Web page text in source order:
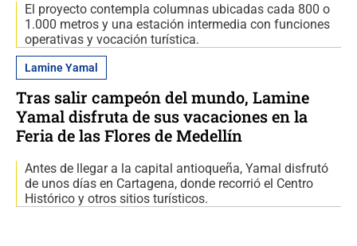
El proyecto contempla columnas ubicadas cada 800 o
1.000 metros y una estación intermedia con funciones
operativas y vocación turística.
Lamine Yamal
Tras salir campeón del mundo, Lamine
Yamal disfruta de sus vacaciones en la
Feria de las Flores de Medellín
Antes de llegar a la capital antioqueña, Yamal disfrutó
de unos días en Cartagena, donde recorrió el Centro
Histórico y otros sitios turísticos.